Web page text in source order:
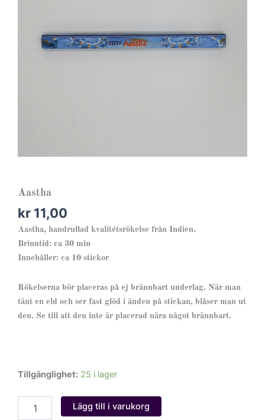
Aastha
kr 11,00
Aastha, handrullad kvalitétsrökelse från Indien.
Brinntid: ca 30 min
Innehåller: ca 10 stickor
Rökelserna bör placeras på ej brännbart underlag. När man
tänt en eld och ser fast glöd i änden på stickan, blåser man ut
den. Se till att den inte är placerad nära något brännbart.
Tillgänglighet: 25 i lager
Aastha
Lägg till i varukorg